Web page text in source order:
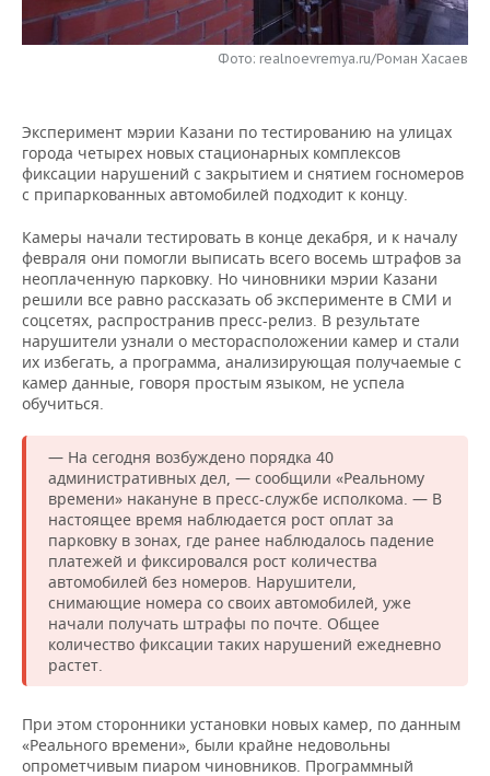
НЕФТЕХИМИЯ
ЭНЕРГЕТИКА
РОЗНИЧНАЯ ТОРГОВЛЯ
УСЛУГИ
НОВОСТИ ТЕХНОЛОГИЙ
МЕДИА
ТЕЛЕКОММУНИКАЦИИ
МЕРОПРИЯТИЯ
ВЫЕЗДНАЯ РЕДАКЦИЯ
БИЗНЕС-БРАНЧИ
ONLINE-КОНФЕРЕНЦИИ
ОТКРЫТАЯ ЛЕКЦИЯ
НОВОСТИ СПОРТА
ФУТБОЛ
ХОККЕЙ
БАСКЕТБОЛ
ВОЛЕЙБОЛ
КИБЕРСПОРТ
ВОДНЫЕ ВИДЫ СПОРТА
ХОККЕЙ С МЯЧОМ
ОБЩЕСТВО
НОВОСТИ ОБЩЕСТВА
ВЛАСТЬ
ИНФРАСТРУКТУРА
ИСТОРИЯ
КУЛЬТУРА
ОБРАЗОВАНИЕ
ПРОИСШЕСТВИЯ
ФОТОГАЛЕРЕЯ
СЮЖЕТЫ
СПРАВОЧНИК
СПИСОК ПЕРСОН
СПИСОК КОМПАНИЙ
ПОЛНАЯ ВЕРСИЯ
Фото: realnoevremya.ru/Роман Хасаев
Эксперимент мэрии Казани по тестированию на улицах
города четырех новых стационарных комплексов
фиксации нарушений с закрытием и снятием госномеров
с припаркованных автомобилей подходит к концу.
Камеры начали тестировать в конце декабря, и к началу
февраля они помогли выписать всего восемь штрафов за
неоплаченную парковку. Но чиновники мэрии Казани
решили все равно рассказать об эксперименте в СМИ и
соцсетях, распространив пресс-релиз. В результате
нарушители узнали о месторасположении камер и стали
их избегать, а программа, анализирующая получаемые с
камер данные, говоря простым языком, не успела
обучиться.
— На сегодня возбуждено порядка 40
административных дел, — сообщили «Реальному
времени» накануне в пресс-службе исполкома. — В
настоящее время наблюдается рост оплат за
парковку в зонах, где ранее наблюдалось падение
платежей и фиксировался рост количества
автомобилей без номеров. Нарушители,
снимающие номера со своих автомобилей, уже
начали получать штрафы по почте. Общее
количество фиксации таких нарушений ежедневно
растет.
При этом сторонники установки новых камер, по данным
«Реального времени», были крайне недовольны
опрометчивым пиаром чиновников. Программный